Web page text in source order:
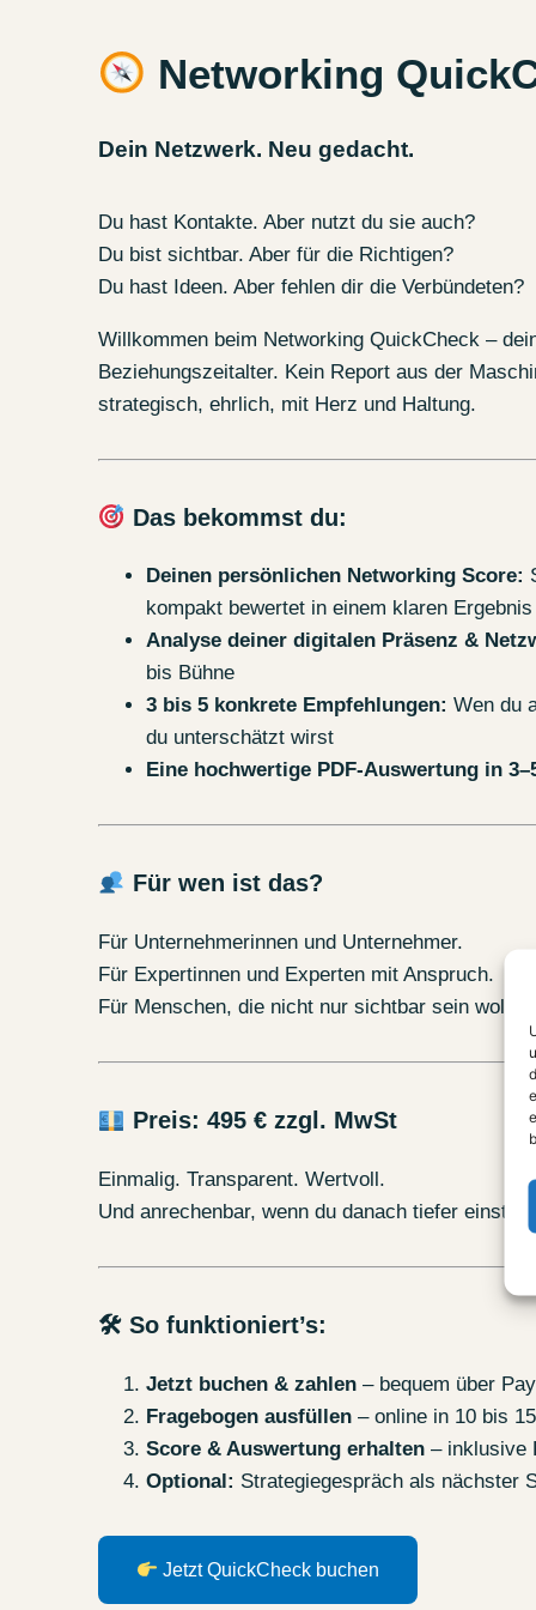
Networking
Dein Netzwerk. Neu gedacht.
Du hast Kontakte. Aber nutzt du sie auch?
Du bist sichtbar. Aber für die Richtigen?
Du hast Ideen. Aber fehlen dir die Verbündeten?
Willkommen beim Networking QuickCheck –
Beziehungszeitalter. Kein Report aus der
strategisch, ehrlich, mit Herz und Haltung.
Das bekommst du:
Deinen persönlichen Networking Score:
kompakt bewertet in einem klaren Ergebnis
Analyse deiner digitalen Präsenz &
bis Bühne
3 bis 5 konkrete Empfehlungen: Wen du
du unterschätzt wirst
Eine hochwertige PDF-Auswertung in
Für wen ist das?
Für Unternehmerinnen und Unternehmer.
Für Expertinnen und Experten mit Anspruch.
Für Menschen, die nicht nur sichtbar sein
Preis: 495 € zzgl. MwSt
Einmalig. Transparent. Wertvoll.
Und anrechenbar, wenn du danach tiefer
🛠 So funktioniert’s:
Jetzt buchen & zahlen – bequem über
Fragebogen ausfüllen – online in 10 bis
Score & Auswertung erhalten – inklusive
Optional: Strategiegespräch als nächster
Jetzt QuickCheck buchen